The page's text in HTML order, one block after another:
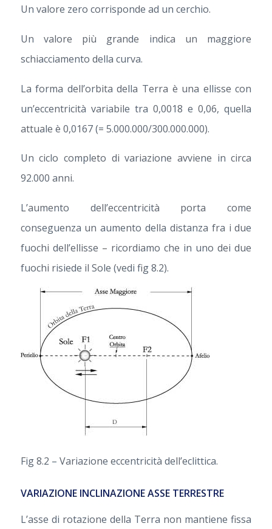
Un valore zero corrisponde ad un cerchio.
Un valore più grande indica un maggiore
schiacciamento della curva.
La forma dell’orbita della Terra è una ellisse con
un’eccentricità variabile tra 0,0018 e 0,06, quella
attuale è 0,0167 (= 5.000.000/300.000.000).
Un ciclo completo di variazione avviene in circa
92.000 anni.
L’aumento dell’eccentricità porta come
conseguenza un aumento della distanza fra i due
fuochi dell’ellisse – ricordiamo che in uno dei due
fuochi risiede il Sole (vedi fig 8.2).
Fig 8.2 – Variazione eccentricità dell’eclittica.
VARIAZIONE INCLINAZIONE ASSE TERRESTRE
L’asse di rotazione della Terra non mantiene fissa